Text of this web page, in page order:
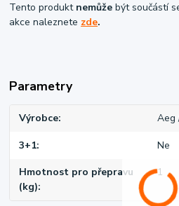
Tento produkt nemůže být součástí
akce naleznete zde.
Parametry
Výrobce Aeg
3+1 Ne
Hmotnost pro přepravu
(kg)
1